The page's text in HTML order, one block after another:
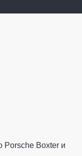
Porsche Boxter и